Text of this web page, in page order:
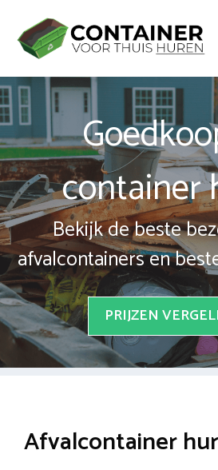
naar
inhoud
container
Bekijk de beste
afvalcontainers en
PRIJZEN
Afvalcontainer